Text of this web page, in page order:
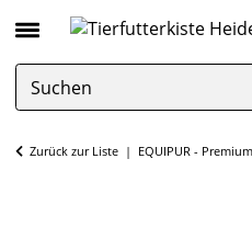
Zurück zur Liste EQUIPUR -